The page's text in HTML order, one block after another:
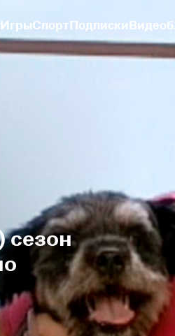
ИгрыСпортПодписки
сезон